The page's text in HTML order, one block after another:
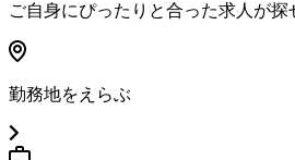
ご自身にぴったりと合った求人が探
勤務地をえらぶ